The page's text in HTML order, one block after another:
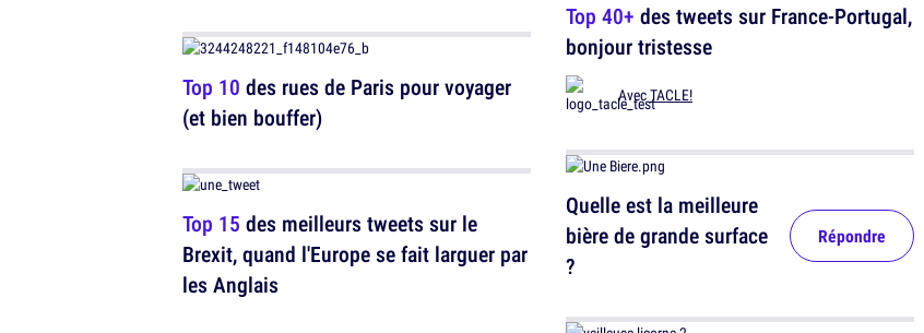
Top 10 des rues de Paris pour voyager
(et bien bouffer)
Top 15 des meilleurs tweets sur le
Brexit, quand l'Europe se fait larguer par
les Anglais
Top 40+ des tweets sur France-Portugal,
bonjour tristesse
AvecTACLE!
Quelle est la meilleure
bière de grande surface
?
Répondre